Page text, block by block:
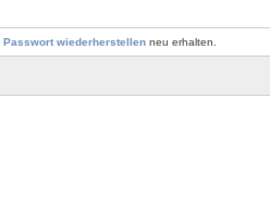
Passwort wiederherstellen neu erhalten.